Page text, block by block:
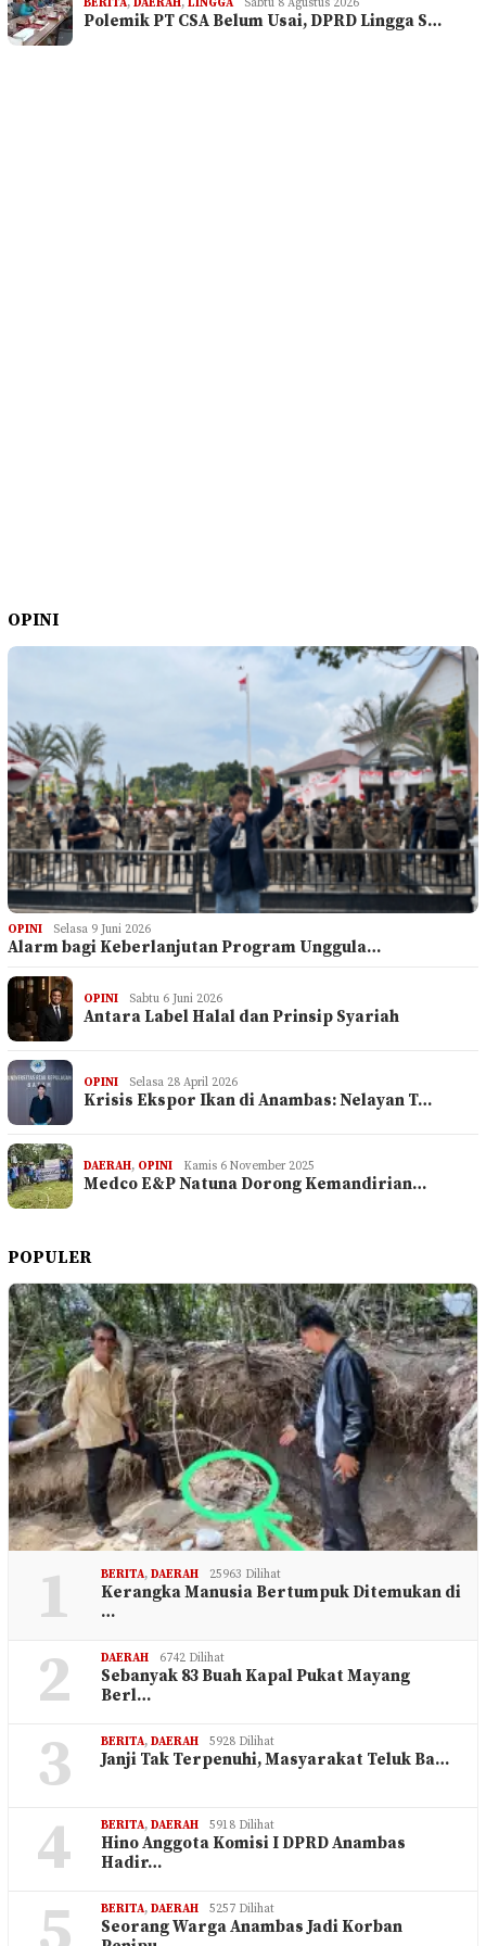
BERITA, DAERAH, LINGGA Sabtu 8 Agustus 2026
Polemik PT CSA Belum Usai, DPRD Lingga S…
OPINI
OPINI Selasa 9 Juni 2026
Alarm bagi Keberlanjutan Program Unggula…
OPINI Sabtu 6 Juni 2026
Antara Label Halal dan Prinsip Syariah
OPINI Selasa 28 April 2026
Krisis Ekspor Ikan di Anambas: Nelayan T…
DAERAH, OPINI Kamis 6 November 2025
Medco E&P Natuna Dorong Kemandirian…
POPULER
1 BERITA, DAERAH 25963 Dilihat
Kerangka Manusia Bertumpuk Ditemukan di
…
2 DAERAH 6742 Dilihat
Sebanyak 83 Buah Kapal Pukat Mayang
Berl…
3 BERITA, DAERAH 5928 Dilihat
Janji Tak Terpenuhi, Masyarakat Teluk Ba…
4 BERITA, DAERAH 5918 Dilihat
Hino Anggota Komisi I DPRD Anambas
Hadir…
BERITA, DAERAH 5257 Dilihat
Seorang Warga Anambas Jadi Korban